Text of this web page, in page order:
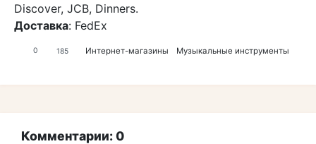
Discover, JCB, Dinners.
Доставка: FedEx
0 185 Интернет-магазины Музыкальные инструменты
Комментарии: 0